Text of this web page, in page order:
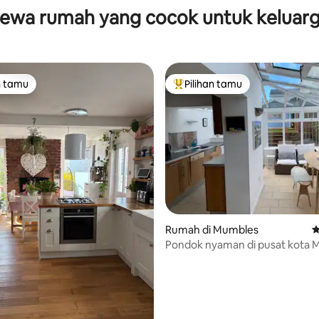
rumah yang cocok untuk
108 ulasan
terpopuler
tamu Pilihan tamu terpopuler
Pilihan tamu
Rumah di Mumbles
Pondok nyaman di pusat kota